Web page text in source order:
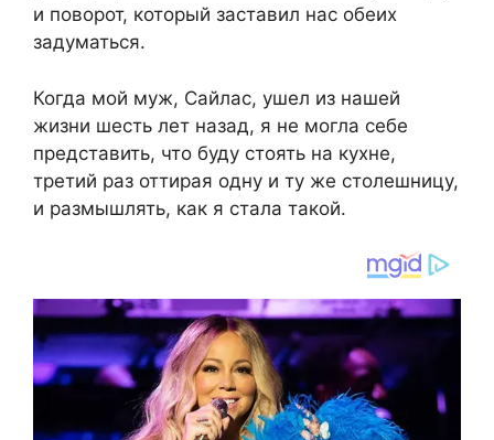
и поворот, который заставил нас обеих
задуматься.
Когда мой муж, Сайлас, ушел из нашей
жизни шесть лет назад, я не могла себе
представить, что буду стоять на кухне,
третий раз оттирая одну и ту же столешницу,
и размышлять, как я стала такой.